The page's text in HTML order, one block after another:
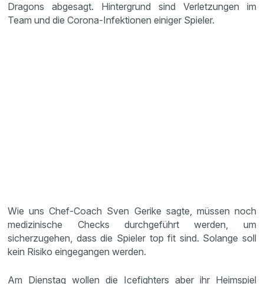
Dragons abgesagt. Hintergrund sind Verletzungen im
Team und die Corona-Infektionen einiger Spieler.
Wie uns Chef-Coach Sven Gerike sagte, müssen noch
medizinische Checks durchgeführt werden, um
sicherzugehen, dass die Spieler top fit sind. Solange soll
kein Risiko eingegangen werden.
Am Dienstag wollen die Icefighters aber ihr Heimspiel